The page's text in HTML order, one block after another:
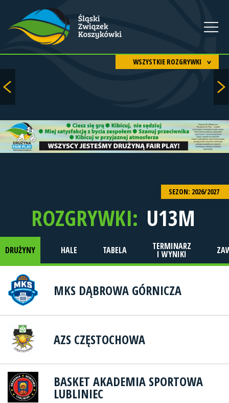
WSZYSTKIE ROZGRYWKI
SEZON: 2026/2027
ROZGRYWKI: U13M
DRUŻYNY HALE TABELA TERMINARZ
I WYNIKI
MKS DĄBROWA GÓRNICZA
AZS CZĘSTOCHOWA
BASKET AKADEMIA SPORTOWA
LUBLINIEC